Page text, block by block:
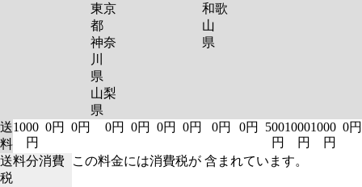
東京
都
神奈
川
県
山梨
県
和歌
山
県
送
料
1000
円
0円 0円 0円 0円 0円 0円 0円 0円
500
円
1000
円
1000
円
0円
送料分消費
税
この料金には消費税が 含まれています。